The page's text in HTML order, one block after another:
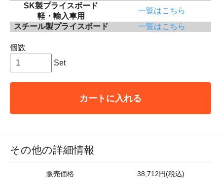
SK製プライスボード
軽・輸入車用
一覧はこちら
スチール製プライスボード
一覧はこちら
個数
Set
カートに入れる
その他の詳細情報
販売価格 38,712円(税込)